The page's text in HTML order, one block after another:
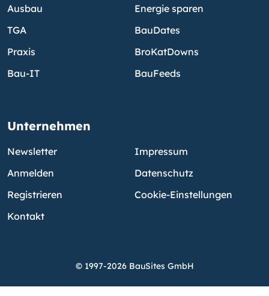
Ausbau
TGA
Praxis
Bau-IT
Energie sparen
BauDates
BroKatDowns
BauFeeds
Unternehmen
Newsletter
Anmelden
Registrieren
Kontakt
Impressum
Datenschutz
Cookie-Einstellungen
© 1997-2026 BauSites GmbH